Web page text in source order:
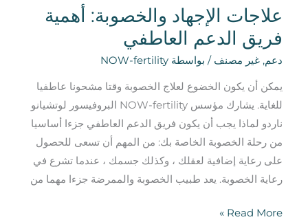
علاجات الإجهاد والخصوبة: أهمية
فريق الدعم العاطفي
دعم,غير مصنف / بواسطة NOW-fertility
يمكن أن يكون الخضوع لعلاج الخصوبة وقتا مشحونا عاطفيا
للغاية. يشارك مؤسس NOW-fertility البروفيسور لوتشيانو
ناردو لماذا يجب أن يكون فريق الدعم العاطفي جزءا أساسيا
من رحلة الخصوبة الخاصة بك: من المهم أن تسعى للحصول
على رعاية إضافية لعقلك ، وكذلك جسمك ، عندما تشرع في
رعاية الخصوبة. يعد طبيب الخصوبة والممرضة جزءا مهما من
Read More »